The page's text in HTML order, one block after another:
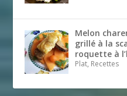
Melon
grillé à la
roquette à
Plat, Recettes